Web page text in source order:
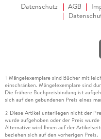
Datenschutz AGB
1 Mängelexemplare sind Bücher mit
einschränken. Mängelexemplare sind
Die frühere Buchpreisbindung ist
sich auf den gebundenen Preis eines
2 Diese Artikel unterliegen nicht der
wurde aufgehoben oder der Preis
Alternative wird Ihnen auf der
beziehen sich auf den vorherigen Preis.